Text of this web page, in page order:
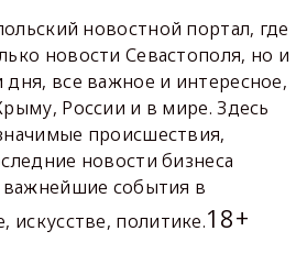
новостной портал, где
новости Севастополя, но и
все важное и интересное,
России и в мире. Здесь
происшествия,
новости бизнеса
события в
искусстве, политике.18+